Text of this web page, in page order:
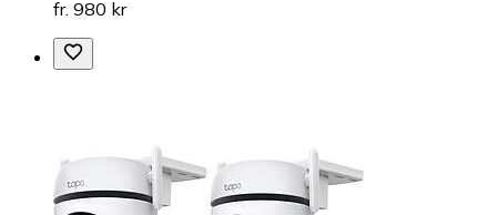
fr. 980 kr